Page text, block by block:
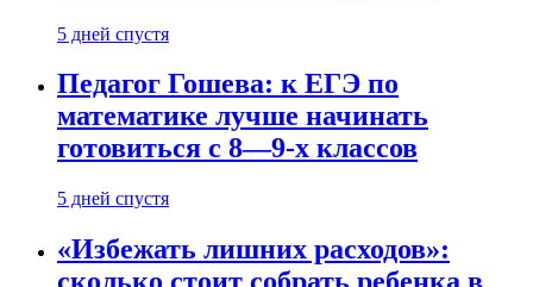
5 дней спустя
Педагог Гошева: к ЕГЭ по
математике лучше начинать
готовиться с 8—9-х классов
5 дней спустя
«Избежать лишних расходов»: